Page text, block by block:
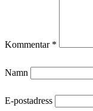
Kommentar *
Namn
E-postadress